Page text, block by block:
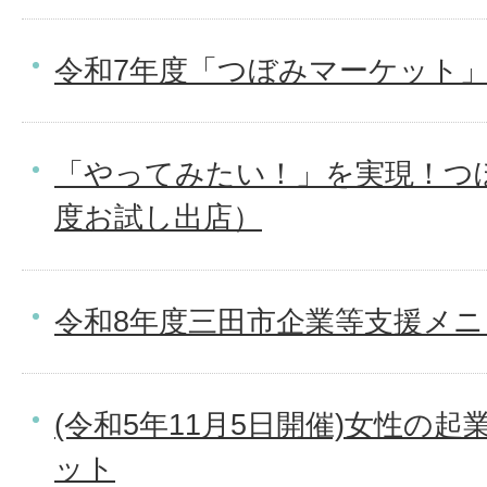
令和7年度「つぼみマーケット
「やってみたい！」を実現！
度お試し出店）
令和8年度三田市企業等支援メ
(令和5年11月5日開催)女性の起
ット